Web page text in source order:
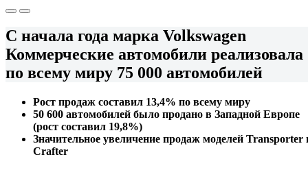
С начала года марка Volkswagen
Коммерческие автомобили реализовала
по всему миру 75 000 автомобилей
Рост продаж составил 13,4% по всему миру
50 600 автомобилей было продано в Западной Европе
(рост составил 19,8%)
Значительное увеличение продаж моделей Transporter
Crafter